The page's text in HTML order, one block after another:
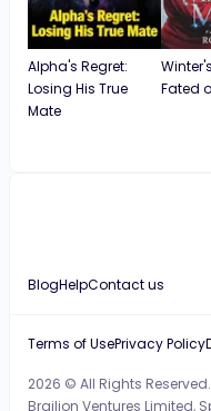
Alpha's Regret:
Losing His True
Mate
Fated
BlogHelpContact us
2026 © All Rights Reserved.
Brailion Ventures Limited,
Terms of UsePrivacy Policy